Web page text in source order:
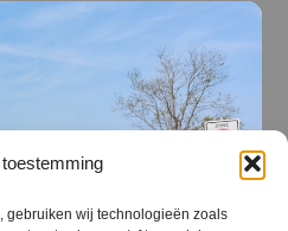
gebruiken wij technologieën zoals